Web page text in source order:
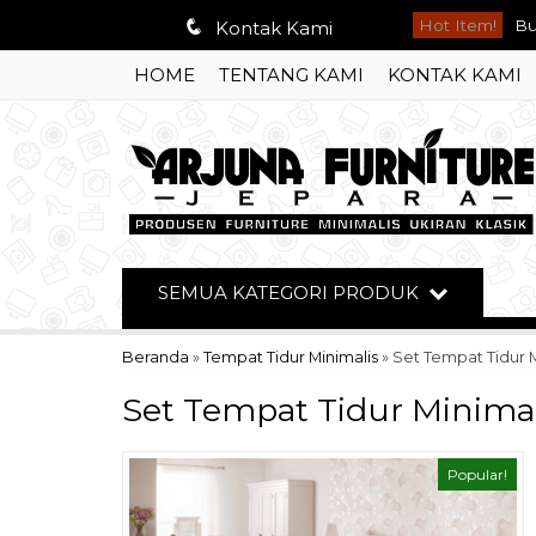
q Kontak Kami Hot Item!
HOME TENTANG KAMI KONTAK KAMI
SEMUA KATEGORI PRODUK
Beranda » Tempat Tidur Minimalis » Set Tempat Tidur
Set Tempat Tidur
Popular!